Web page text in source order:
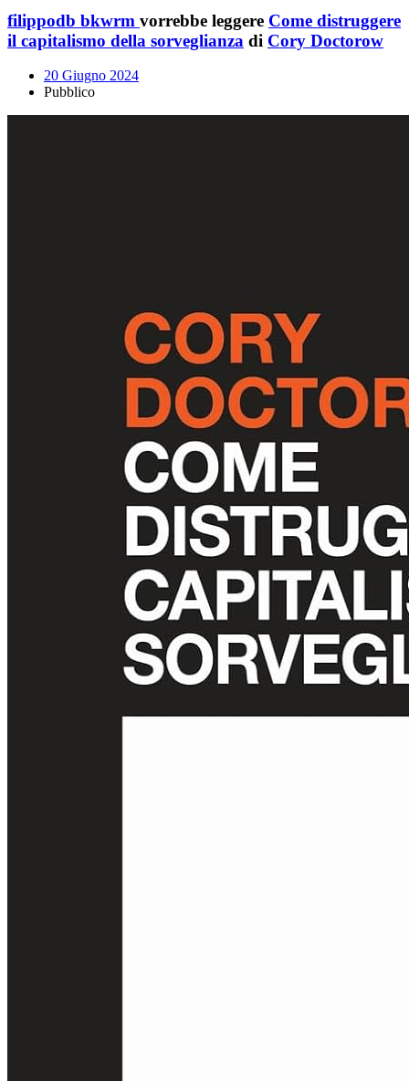
filippodb bkwrm vorrebbe leggere Come distruggere
il capitalismo della sorveglianza di Cory Doctorow
20 Giugno 2024
Pubblico